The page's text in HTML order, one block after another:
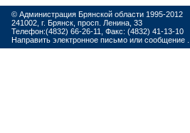
© Администрация Брянской области 1995-2012
241002, г. Брянск, просп. Ленина, 33
Телефон:(4832) 66-26-11, Факс: (4832) 41-13-10
Направить электронное письмо или сообщение ...